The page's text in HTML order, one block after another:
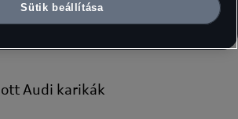
Audi karikák
Sütik beállítása